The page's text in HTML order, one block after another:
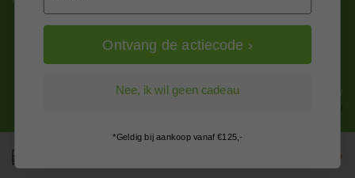
Alle prijzen zijn in EURO en excl. 21% BTW
wijzig naar incl. BTW
Ontvang de actiecode ›
Nee, ik wil geen cadeau
*Geldig bij aankoop vanaf €125,-